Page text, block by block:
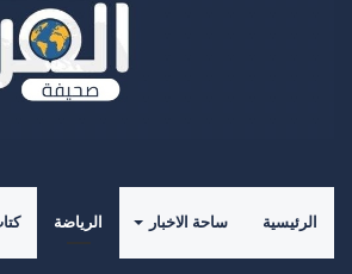
الرئيسية ساحة الاخبار الرياضة